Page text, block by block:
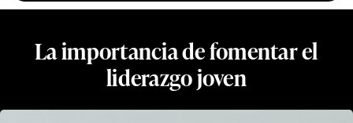
La importancia de fomentar el
liderazgo joven